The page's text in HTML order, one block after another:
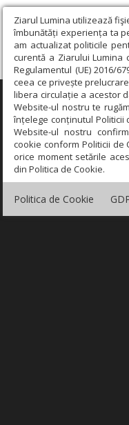
Ziarul Lumina utilizează
îmbunătăți experiența ta
am actualizat politicile
curentă a Ziarului Lumina
Regulamentul (UE) 2016/
ceea ce privește
libera circulație a acestor
Website-ul nostru te
înțelege conținutul Politicii
Website-ul nostru
cookie conform Politicii de
orice moment setările
din Politica de Cookie.
Politica de Cookie